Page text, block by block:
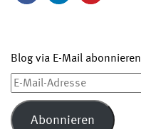
Blog via E-Mail abonnieren
E-
Mail-
Adresse
Abonnieren